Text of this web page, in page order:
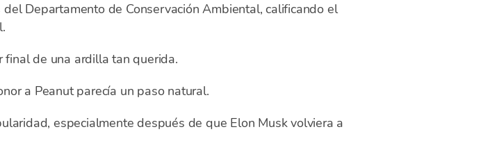
Departamento de Conservación Ambiental, calificando el
final de una ardilla tan querida.
a Peanut parecía un paso natural.
especialmente después de que Elon Musk volviera a